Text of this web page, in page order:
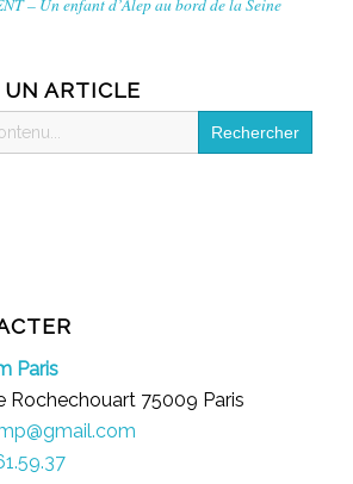
ARTICLE
Paris
Rochechouart 75009 Paris